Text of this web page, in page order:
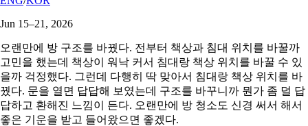
Jun 15–21, 2026
오랜만에 방 구조를 바꿨다. 전부터 책상과 침대 위치를 바꿀까
고민을 했는데 책상이 워낙 커서 침대랑 책상 위치를 바꿀 수 있
을까 걱정했다. 그런데 다행히 딱 맞아서 침대랑 책상 위치를 바
꿨다. 문을 열면 답답해 보였는데 구조를 바꾸니까 뭔가 좀 덜 답
답하고 환해진 느낌이 든다. 오랜만에 방 청소도 신경 써서 해서
좋은 기운을 받고 들어왔으면 좋겠다.